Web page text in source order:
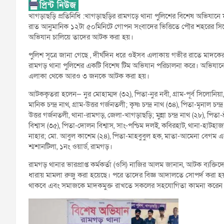
খাগড়াছড়ি প্রতিনিধি :খাগড়াছড়ির রামগড়ে থানা পুলিশের বিশেষ
রাত আনুমানিক ১২টা ৫০মিনিটে গোপন সংবাদের ভিত্তিতে পৌর শহরের
অভিযান চালিয়ে তাদের আটক করা হয়।
পুলিশ সূত্রে জানা গেছে , দীর্ঘদিন ধরে ওইসব এলাকায় গভীর রাতে
রামগড় থানা পুলিশের একটি বিশেষ টিম অভিযান পরিচালনা করে।
এলাকা থেকে আরও ৩ জনকে আটক করা হয়।
আটককৃতরা হলেন— নুর মোহাম্মদ (৩২), পিতা-নুর নবী, গ্রাম-পূর্ব
মানিক চন্দ্র নাথ, গ্রাম-উত্তর গর্জনতলী; কৃষ্ণ চন্দ্র নাথ (৩৪), পিতা-মৃনাল
উত্তর গর্জনতলী, থানা-রামগড়, জেলা-খাগড়াছড়ি; মুন্না চন্দ্র নাথ (২৮),
বিশ্বাস (৩৫), পিতা-দোলন বিশ্বাস, সাং-পশ্চিম দলই, কবিরহাট, থানা-
নাহার; মো. আবুল কাশেম (২৪), পিতা-মাহবুবুল হক, মাতা-আমেনা বেগম
শ্মশানটিলা, ১নং ওয়ার্ড, রামগড়।
রামগড় থানার ভারপ্রাপ্ত কর্মকর্তা (ওসি) নাজির আলম জানান, আটক
ধারায় মামলা রুজু করা হয়েছে। পরে তাদের বিজ্ঞ আদালতে সোপর্দ করা
থাকবে এবং সমাজকে মাদকমুক্ত রাখতে সকলের সহযোগিতা কামনা